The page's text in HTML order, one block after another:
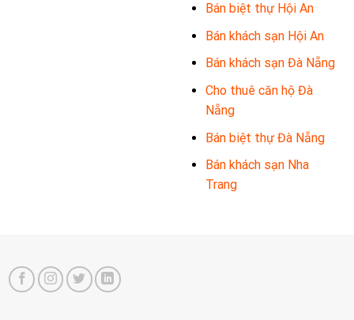
Bán biệt thự Hội An
Bán khách sạn Hội An
Bán khách sạn Đà Nẵng
Cho thuê căn hộ Đà
Nẵng
Bán biệt thự Đà Nẵng
Bán khách sạn Nha
Trang